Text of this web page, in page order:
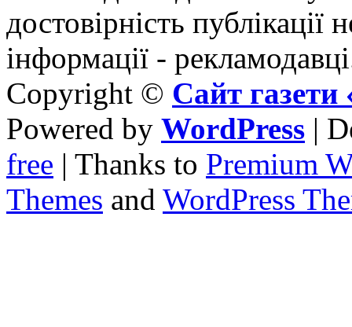
достовірність публікації
інформації -
Copyright © Сайт
Powered by WordPress |
free | Thanks to Premium
Themes and WordPress